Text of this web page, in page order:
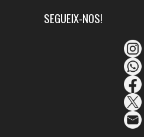
SEGUEIX-NOS!